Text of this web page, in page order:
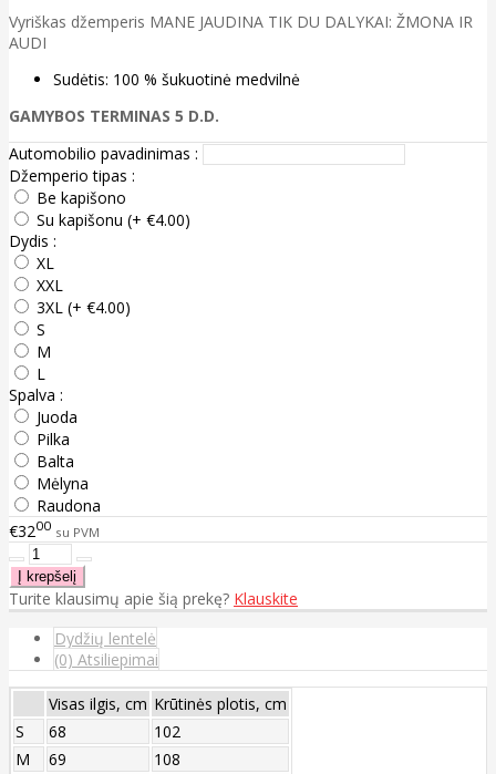
Vyriškas džemperis MANE JAUDINA TIK DU DALYKAI: ŽMONA IR
AUDI
Sudėtis: 100 % šukuotinė medvilnė
GAMYBOS TERMINAS 5 D.D.
Automobilio pavadinimas :
Džemperio tipas :
Be kapišono
Su kapišonu (+ €4.00)
Dydis :
XL
XXL
3XL (+ €4.00)
S
M
L
Spalva :
Juoda
Pilka
Balta
Mėlyna
Raudona
€3200 su PVM
Turite klausimų apie šią prekę? Klauskite
Dydžių lentelė
(0) Atsiliepimai
Visas ilgis, cm Krūtinės plotis, cm
S
68
102
M
69
108